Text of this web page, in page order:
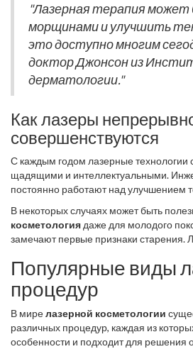
эффективным методом.Омоложение
возможным благодаря именно этому
играет ключевую роль в поддержании
кожи.
окружающие ткани нетронутыми, что
результатов за меньший период, при
минимальный период восстановления.
когда технология работает на благо
именно, чтобы выбрать подходящее
"Лазерная терапия может
морщинами и улучшить
это доступно многим
доктор Джонсон из
дерматологии."
Как лазеры
совершенствуются
С каждым годом лазерные технологии
щадящими и интеллектуальными.
постоянно работают над улучшением
реабилитации. Результаты говорят
замечают не только уменьшение
кожи после серии процедур. Нельзя не
индивидуальный подход – перед
проконсультироваться с
который оценит состояние кожи и
план. Это влияет на окончательный
говорится, одно дело получить
именно ту, которая обеспечит
В некоторых случаях может быть
косметология даже для молодого
замечают первые признаки старения.
лучше, если это необходимо вам. Но
внешнего вида важно поддерживать
него во многом зависит и успех
Популярные виды
процедур
В мирелазерной косметологии
различных процедур, каждая из
особенности и подходит для решения